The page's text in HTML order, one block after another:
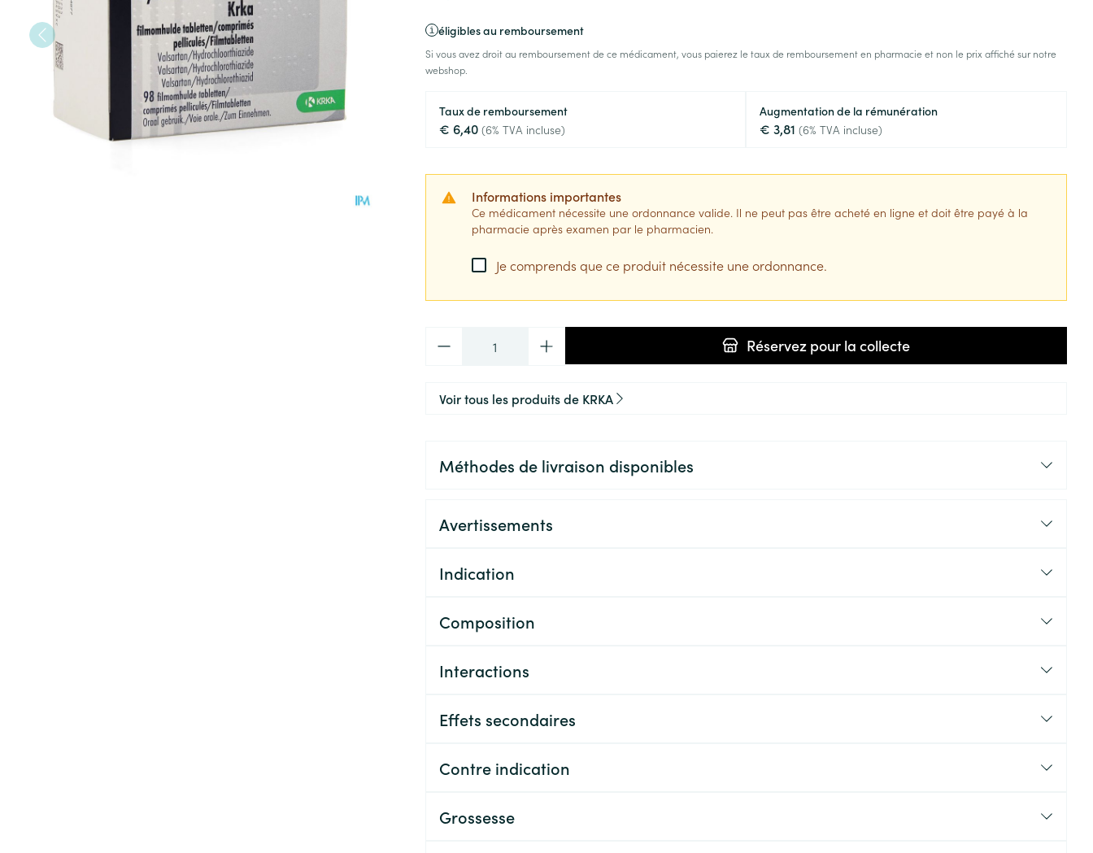
éligibles au remboursement
Si vous avez droit au remboursement de ce médicament, vous paierez le taux de remboursement en pharmacie et non le prix affiché sur notre
webshop.
Taux de remboursement
€ 6,40 (6% TVA incluse)
Augmentation de la rémunération
€ 3,81 (6% TVA incluse)
Informations importantes
Ce médicament nécessite une ordonnance valide. Il ne peut pas être acheté en ligne et doit être payé à la
pharmacie après examen par le pharmacien.
Je comprends que ce produit nécessite une ordonnance.
Réservezpour la collecte
Voir tous les produits de KRKA
Méthodes de livraison disponibles
Avertissements
Indication
Composition
Interactions
Effets secondaires
Contre indication
Grossesse